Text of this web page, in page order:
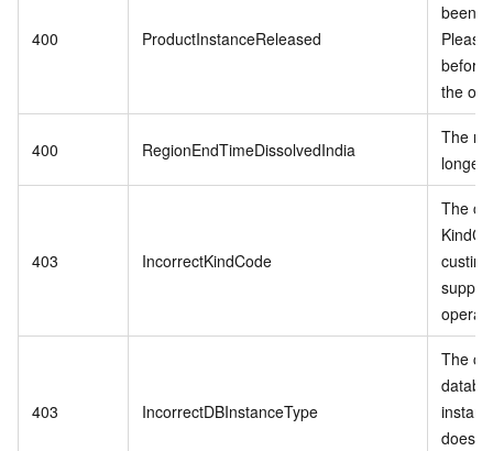
400 ProductInstanceReleased
been
before
the
400 RegionEndTimeDissolvedIndia
The
longer
403 IncorrectKindCode
The
403 IncorrectDBInstanceType
The
does